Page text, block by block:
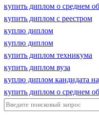
купить диплом о среднем
купить диплом с реестром
куплю диплом
куплю диплом
купить диплом техникума
купить диплом вуза
куплю диплом кандидата
купить диплом о среднем